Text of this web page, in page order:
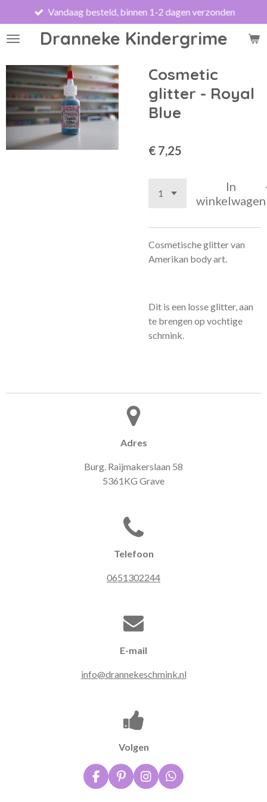
direct
naar
hoofdinhoud
Dranneke Kindergrime
Vandaag besteld, binnen 1-2 dagen verzonden
Cosmetic
glitter - Royal
Blue
€ 7,25
In
winkelwagen
Cosmetische glitter van
Amerikan body art.
Dit is een losse glitter, aan
te brengen op vochtige
schmink.
Adres
Burg. Raijmakerslaan 58
5361KG Grave
Telefoon
0651302244
E-mail
info@drannekeschmink.nl
Volgen
F
a
P
i
I
n
W
h